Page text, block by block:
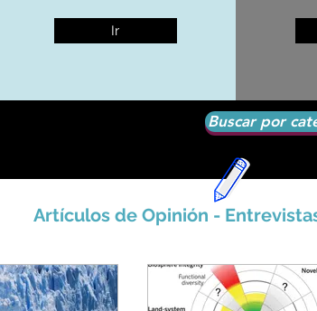
Ir
Buscar por
Artículos de Opinión -
Seguridad Alimentaria-Agua-Dieta